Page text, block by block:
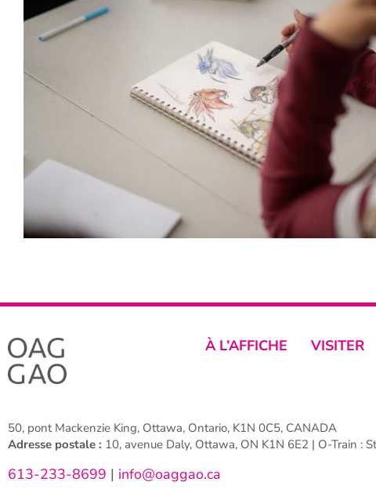
À L’AFFICHE VISITER
50, pont Mackenzie King, Ottawa, Ontario, K1N 0C5, CANADA
Adresse postale : 10, avenue Daly, Ottawa, ON K1N 6E2 | O-Train :
613-233-8699 | info@oaggao.ca